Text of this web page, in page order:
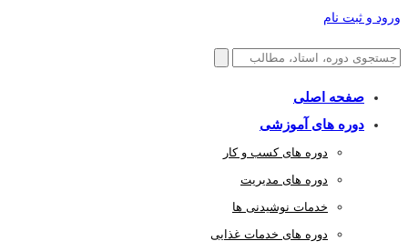
ورود و ثبت نام
صفحه اصلی
دوره های آموزشی
دوره های کسب و کار
دوره های مدیریت
خدمات نوشیدنی ها
دوره های خدمات غذایی